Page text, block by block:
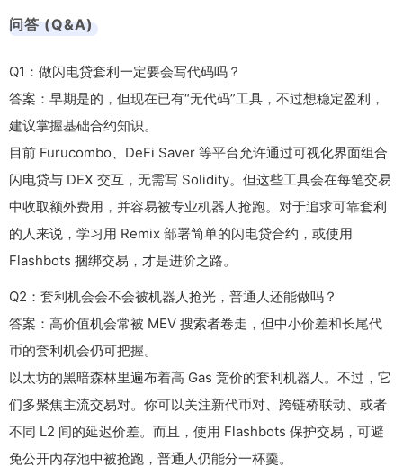
问答 (Q&A)
Q1：做闪电贷套利一定要会写代码吗？
答案：早期是的，但现在已有“无代码”工具，不过想稳定盈利，
建议掌握基础合约知识。
目前 Furucombo、DeFi Saver 等平台允许通过可视化界面组合
闪电贷与 DEX 交互，无需写 Solidity。但这些工具会在每笔交易
中收取额外费用，并容易被专业机器人抢跑。对于追求可靠套利
的人来说，学习用 Remix 部署简单的闪电贷合约，或使用
Flashbots 捆绑交易，才是进阶之路。
Q2：套利机会会不会被机器人抢光，普通人还能做吗？
答案：高价值机会常被 MEV 搜索者卷走，但中小价差和长尾代
币的套利机会仍可把握。
以太坊的黑暗森林里遍布着高 Gas 竞价的套利机器人。不过，它
们多聚焦主流交易对。你可以关注新代币对、跨链桥联动、或者
不同 L2 间的延迟价差。而且，使用 Flashbots 保护交易，可避
免公开内存池中被抢跑，普通人仍能分一杯羹。